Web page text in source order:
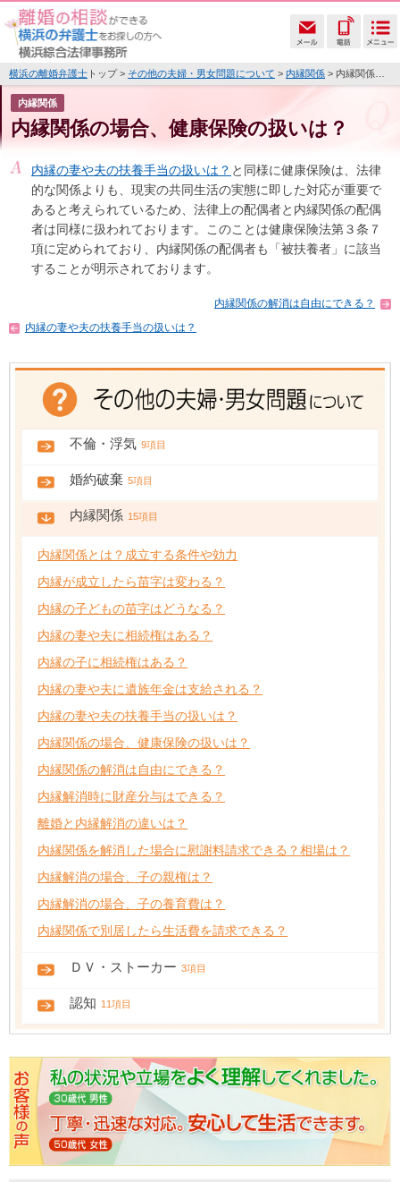
横浜の離婚弁護士 トップ > その他の夫婦・男女問題について > 内縁関係 > 内縁関係の場合、健康保険の扱いは？
内縁関係
内縁関係の場合、健康保険の扱いは？
内縁の妻や夫の扶養手当の扱いは？ と同様に健康保険は、法律
的な関係よりも、現実の共同生活の実態に即した対応が重要で
あると考えられているため、法律上の配偶者と内縁関係の配偶
者は同様に扱われております。このことは健康保険法第３条７
項に定められており、内縁関係の配偶者も「被扶養者」に該当
することが明示されております。
内縁関係の解消は自由にできる？
内縁の妻や夫の扶養手当の扱いは？
不倫・浮気 9項目
婚約破棄 5項目
内縁関係 15項目
内縁関係とは？成立する条件や効力
内縁が成立したら苗字は変わる？
内縁の子どもの苗字はどうなる？
内縁の妻や夫に相続権はある？
内縁の子に相続権はある？
内縁の妻や夫に遺族年金は支給される？
内縁の妻や夫の扶養手当の扱いは？
内縁関係の場合、健康保険の扱いは？
内縁関係の解消は自由にできる？
内縁解消時に財産分与はできる？
離婚と内縁解消の違いは？
内縁関係を解消した場合に慰謝料請求できる？相場は？
内縁解消の場合、子の親権は？
内縁解消の場合、子の養育費は？
内縁関係で別居したら生活費を請求できる？
ＤＶ・ストーカー 3項目
認知 11項目